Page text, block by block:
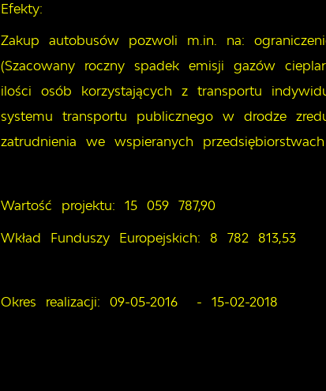
Efekty:
Zakup autobusów pozwoli m.in. na:
(Szacowany roczny spadek emisji gazów
ilości osób korzystających z transportu
systemu transportu publicznego w drodze
zatrudnienia we wspieranych przedsiębiorstwach
Wartość projektu: 15 059 787,90
Wkład Funduszy Europejskich: 8 782 813,53
Okres realizacji: 09-05-2016 - 15-02-2018